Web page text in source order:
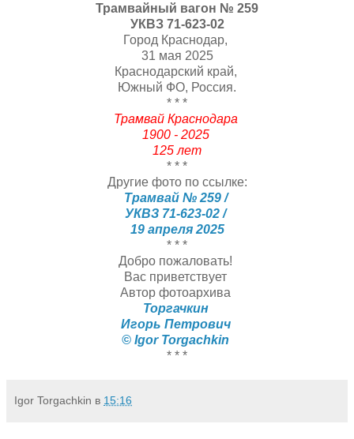
Трамвайный вагон № 259
УКВЗ 71-623-02
Город Краснодар,
31 мая 2025
Краснодарский край,
Южный ФО, Россия.
* * *
Трамвай Краснодара
1900 - 2025
125 лет
* * *
Другие фото по ссылке:
Трамвай № 259 /
УКВЗ 71-623-02 /
19 апреля 2025
* * *
Добро пожаловать!
Вас приветствует
Автор фотоархива
Торгачкин
Игорь Петрович
© Igor Torgachkin
* * *
Igor Torgachkin в 15:16